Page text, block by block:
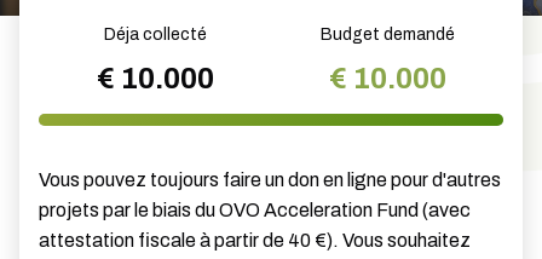
Déja collecté
€ 10.000
Budget demandé
€ 10.000
Vous pouvez toujours faire un don en ligne pour d'autres
projets par le biais du OVO Acceleration Fund (avec
attestation fiscale à partir de 40 €). Vous souhaitez